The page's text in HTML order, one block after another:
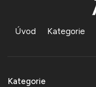
Úvod Kategorie
Kategorie